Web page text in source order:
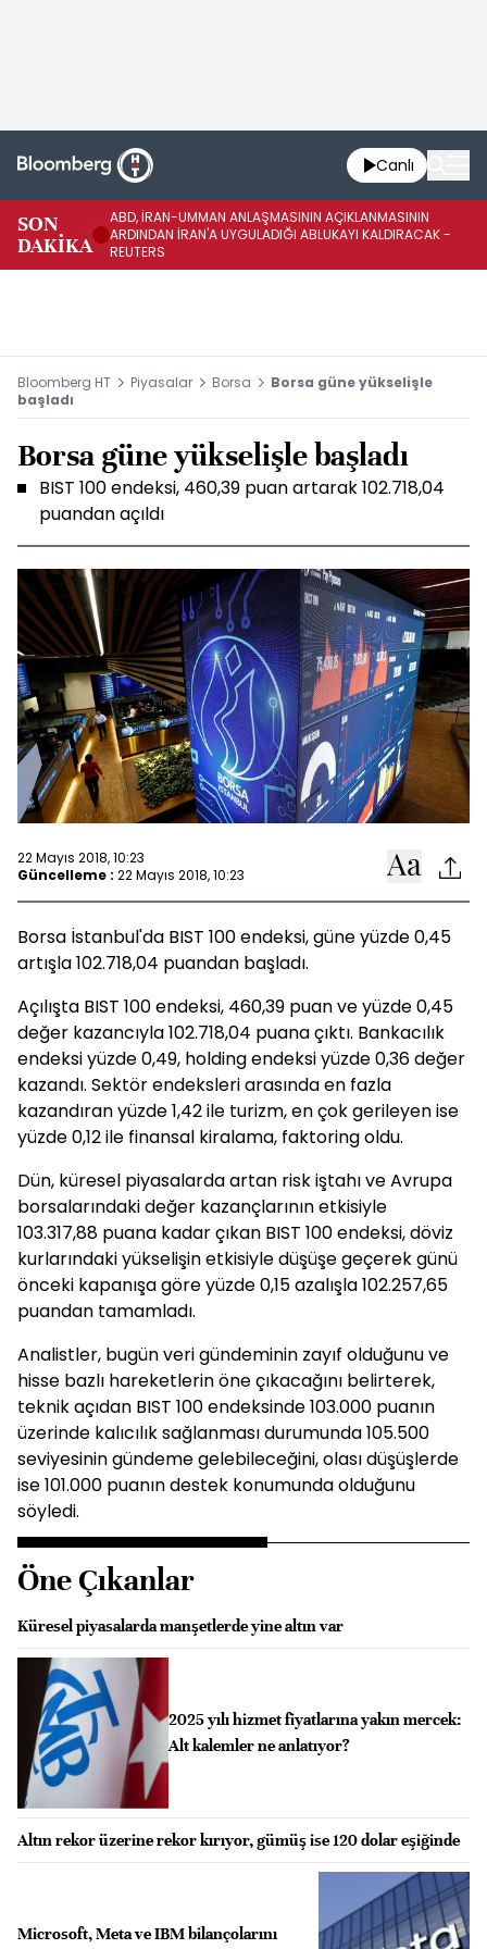
Canlı
SON
DAKİKA
ABD, İRAN-UMMAN ANLAŞMASININ AÇIKLANMASININ
ARDINDAN İRAN'A UYGULADIĞI ABLUKAYI KALDIRACAK -
REUTERS
Bloomberg HT Piyasalar Borsa
Borsa güne yükselişle
başladı
Borsa güne yükselişle başladı
BIST 100 endeksi, 460,39 puan artarak 102.718,04
puandan açıldı
22 Mayıs 2018, 10:23
Güncelleme : 22 Mayıs 2018, 10:23
Borsa İstanbul'da BIST 100 endeksi, güne yüzde 0,45
artışla 102.718,04 puandan başladı.
Açılışta BIST 100 endeksi, 460,39 puan ve yüzde 0,45
değer kazancıyla 102.718,04 puana çıktı. Bankacılık
endeksi yüzde 0,49, holding endeksi yüzde 0,36 değer
kazandı. Sektör endeksleri arasında en fazla
kazandıran yüzde 1,42 ile turizm, en çok gerileyen ise
yüzde 0,12 ile finansal kiralama, faktoring oldu.
Dün, küresel piyasalarda artan risk iştahı ve Avrupa
borsalarındaki değer kazançlarının etkisiyle
103.317,88 puana kadar çıkan BIST 100 endeksi, döviz
kurlarındaki yükselişin etkisiyle düşüşe geçerek günü
önceki kapanışa göre yüzde 0,15 azalışla 102.257,65
puandan tamamladı.
Analistler, bugün veri gündeminin zayıf olduğunu ve
hisse bazlı hareketlerin öne çıkacağını belirterek,
teknik açıdan BIST 100 endeksinde 103.000 puanın
üzerinde kalıcılık sağlanması durumunda 105.500
seviyesinin gündeme gelebileceğini, olası düşüşlerde
ise 101.000 puanın destek konumunda olduğunu
söyledi.
Öne Çıkanlar
Küresel piyasalarda manşetlerde yine altın var
2025 yılı hizmet fiyatlarına yakın mercek:
Alt kalemler ne anlatıyor?
Altın rekor üzerine rekor kırıyor, gümüş ise 120 dolar eşiğinde
Microsoft, Meta ve IBM bilançolarını